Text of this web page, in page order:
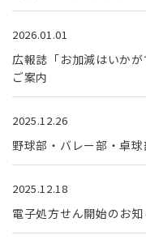
2026.01.01
広報誌「お加減はいか
ご案内
2025.12.26
野球部・バレー部・卓
2025.12.18
電子処方せん開始のお知